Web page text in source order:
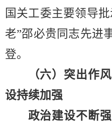
国关工委主要领导
老”邵必贵同志先进
登。
（六）突出作
设持续加强
政治建设不断强